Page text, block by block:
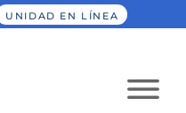
UNIDAD EN LÍNEA